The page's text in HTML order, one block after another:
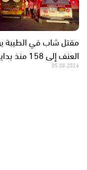
مقتل شاب في الطيبة
العنف إلى 158 منذ بداية العام
05.08.2026